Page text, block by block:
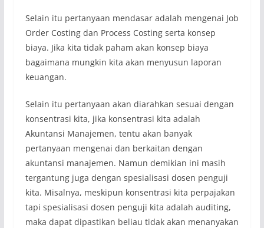
Selain itu pertanyaan mendasar adalah mengenai Job
Order Costing dan Process Costing serta konsep
biaya. Jika kita tidak paham akan konsep biaya
bagaimana mungkin kita akan menyusun laporan
keuangan.
Selain itu pertanyaan akan diarahkan sesuai dengan
konsentrasi kita, jika konsentrasi kita adalah
Akuntansi Manajemen, tentu akan banyak
pertanyaan mengenai dan berkaitan dengan
akuntansi manajemen. Namun demikian ini masih
tergantung juga dengan spesialisasi dosen penguji
kita. Misalnya, meskipun konsentrasi kita perpajakan
tapi spesialisasi dosen penguji kita adalah auditing,
maka dapat dipastikan beliau tidak akan menanyakan